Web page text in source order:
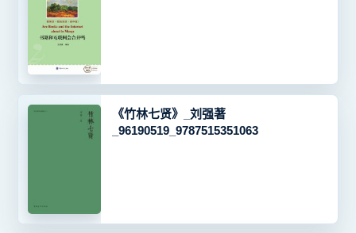
《竹林七贤》_刘强著
_96190519_9787515351063